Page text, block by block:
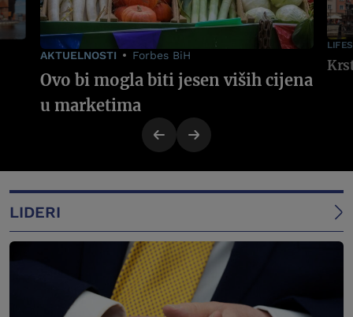
AKTUELNOSTI Forbes BiH
Ovo bi mogla biti jesen viših cijena
u marketima
LIDERI